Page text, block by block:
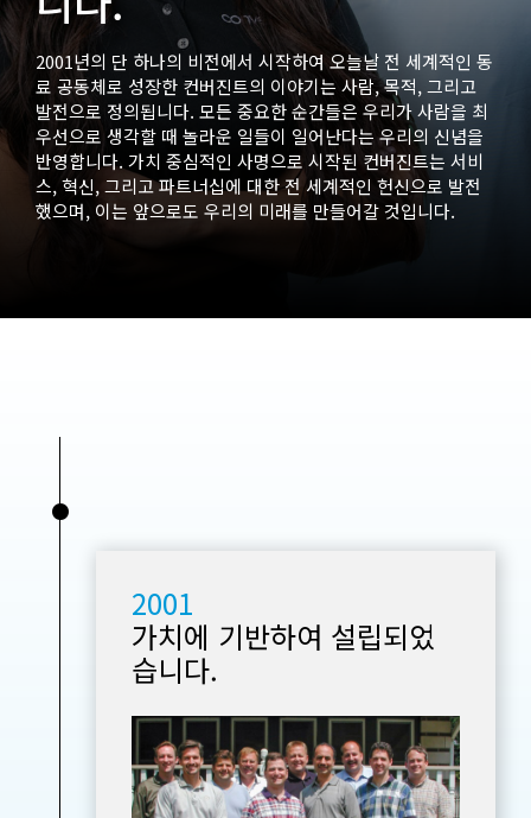
2001년의 단 하나의 비전에서 시작하여 오늘날 전 세계적인 동
료 공동체로 성장한 컨버진트의 이야기는 사람, 목적, 그리고
발전으로 정의됩니다. 모든 중요한 순간들은 우리가 사람을 최
우선으로 생각할 때 놀라운 일들이 일어난다는 우리의 신념을
반영합니다. 가치 중심적인 사명으로 시작된 컨버진트는 서비
스, 혁신, 그리고 파트너십에 대한 전 세계적인 헌신으로 발전
했으며, 이는 앞으로도 우리의 미래를 만들어갈 것입니다.
2001
가치에 기반하여 설립되었
습니다.
•